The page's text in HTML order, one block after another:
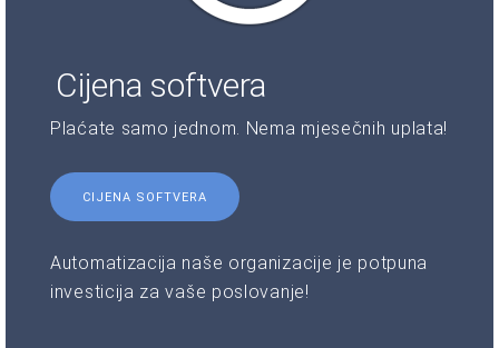
Cijena softvera
Plaćate samo jednom. Nema mjesečnih uplata!
CIJENA SOFTVERA
Automatizacija naše organizacije je potpuna
investicija za vaše poslovanje!